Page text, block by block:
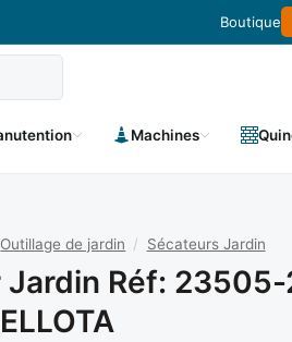
Boutique
Machines
Outillage de jardin / Sécateurs Jardin
Jardin Réf: